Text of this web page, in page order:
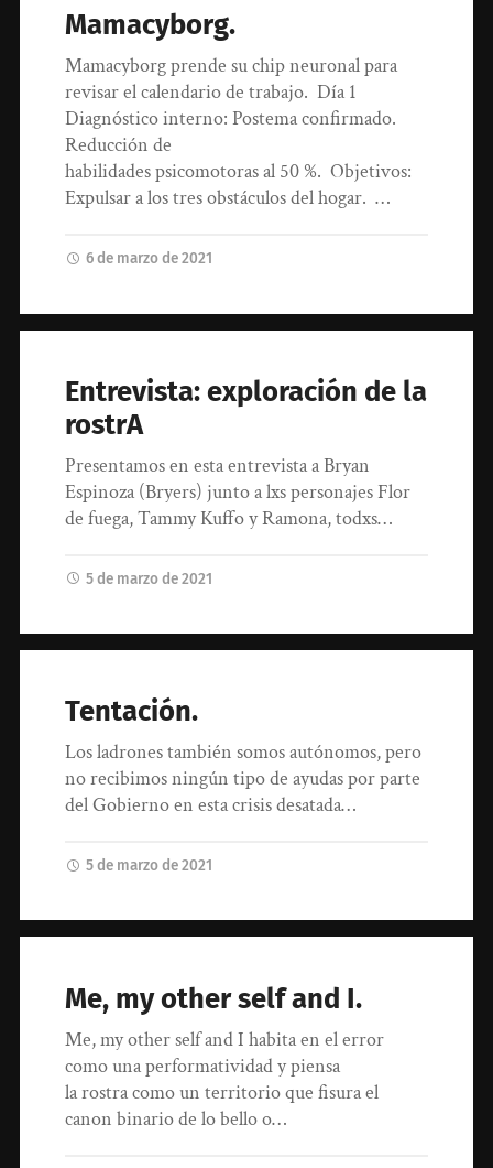
Mamacyborg.
Mamacyborg prende su chip neuronal para
revisar el calendario de trabajo. Día 1
Diagnóstico interno: Postema confirmado.
Reducción de
habilidades psicomotoras al 50 %. Objetivos:
Expulsar a los tres obstáculos del hogar. …
6 de marzo de 2021
Entrevista: exploración de la
rostrA
Presentamos en esta entrevista a Bryan
Espinoza (Bryers) junto a lxs personajes Flor
de fuega, Tammy Kuffo y Ramona, todxs…
5 de marzo de 2021
Tentación.
Los ladrones también somos autónomos, pero
no recibimos ningún tipo de ayudas por parte
del Gobierno en esta crisis desatada…
5 de marzo de 2021
Me, my other self and I.
Me, my other self and I habita en el error
como una performatividad y piensa
la rostra como un territorio que fisura el
canon binario de lo bello o…